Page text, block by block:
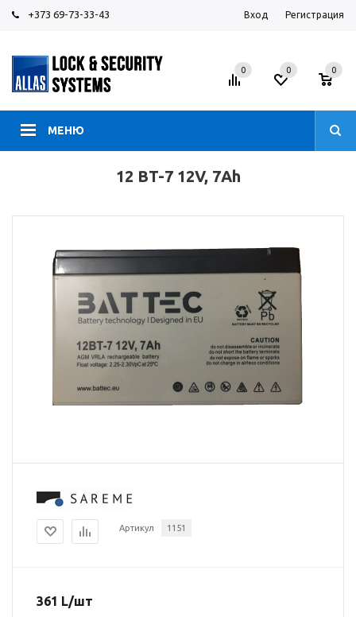
+373 69-73-33-43 Вход Регистрация
МЕНЮ
0 0 0
12 BT-7 12V, 7Ah
Артикул 1151
361 L/шт